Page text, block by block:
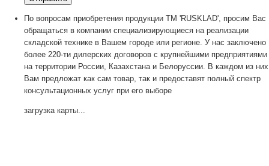
По вопросам приобретения продукции TM 'RUSKLAD', просим Вас
обращаться в компании специализирующиеся на реализации
складской технике в Вашем городе или регионе. У нас заключено
более 220-ти дилерских договоров с крупнейшими предприятиями
на территории России, Казахстана и Белоруссии. В каждом из них
Вам предложат как сам товар, так и предоставят полный спектр
консультационных услуг при его выборе
загрузка карты...